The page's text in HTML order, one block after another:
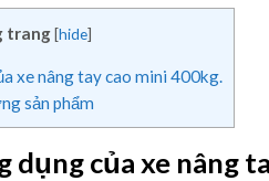
trang [hide]
xe nâng tay cao mini 400kg.
sản phẩm
dụng của xe nâng